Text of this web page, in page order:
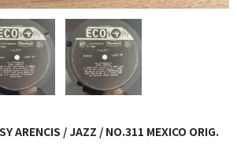
ARENCIS / JAZZ / NO.311 MEXICO ORIG.